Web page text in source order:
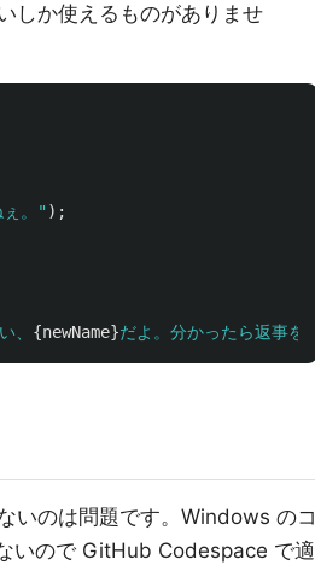
しか使えるものがありませ
ぇ。" );
、 {newName}だよ。分かったら返事を
いのは問題です。Windows の
いので GitHub Codespace で適